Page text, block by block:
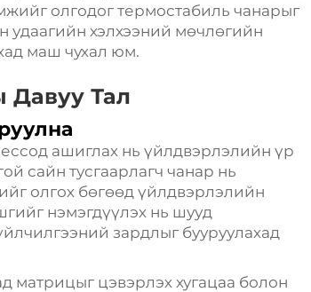
олгодог термостабиль чанарыг
удаагийн хэлхээний мөчлөгийн
маш чухал юм.
Давуу Тал
ашиглах нь үйлдвэрлэлийн үр
сайн тусгаарлагч чанар нь
олгох бөгөөд үйлдвэрлэлийн
нэмэгдүүлэх нь шууд
зардлыг бууруулахад
матрицыг цэвэрлэх хугацаа болон